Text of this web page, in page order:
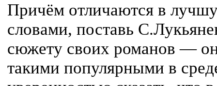
Причём отличаются в
словами, поставь
сюжету своих романов —
такими популярными в